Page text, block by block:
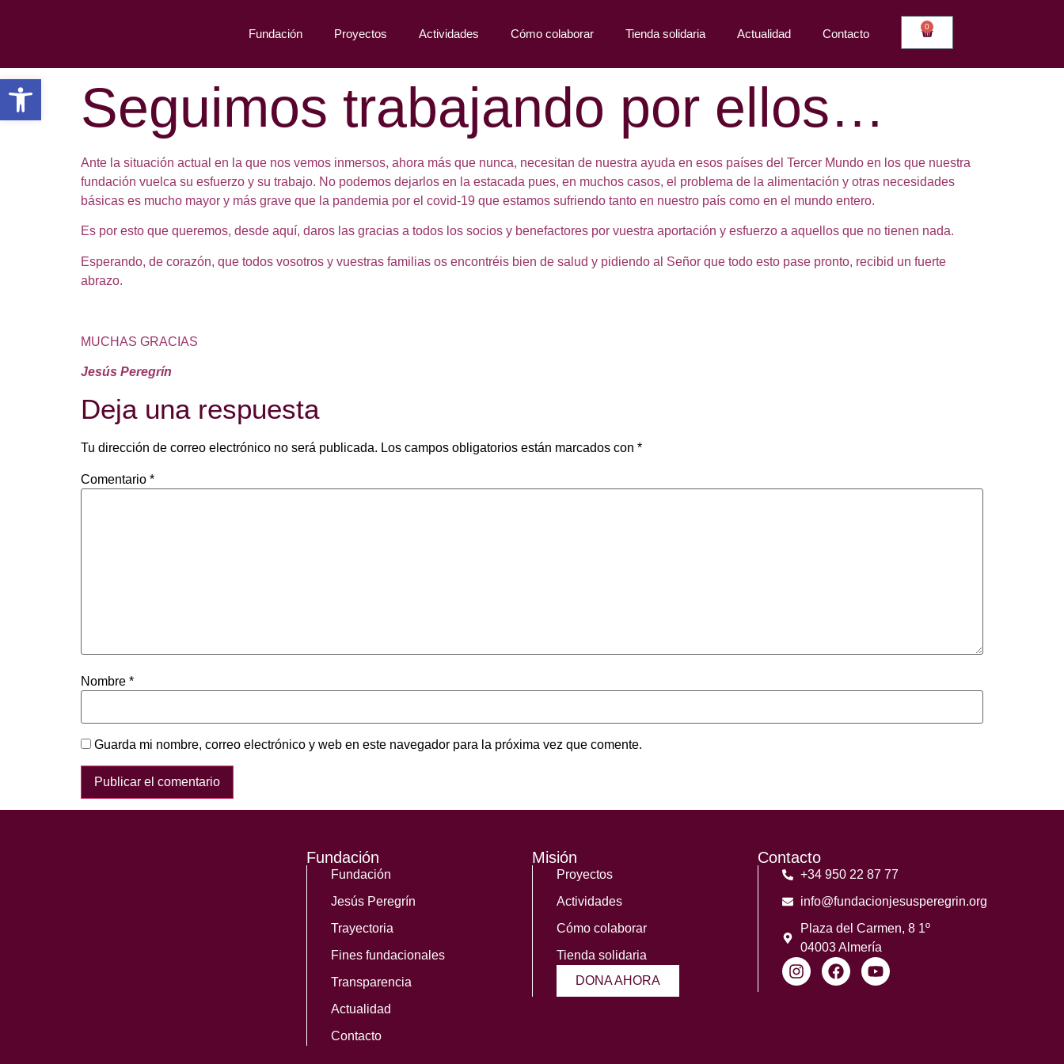
Fundación Proyectos Actividades Cómo colaborar Tienda solidaria Actualidad Contacto
0
Seguimos trabajando por ellos…
Ante la situación actual en la que nos vemos inmersos, ahora más que nunca, necesitan de nuestra ayuda en esos países del Tercer Mundo en los que nuestra
fundación vuelca su esfuerzo y su trabajo. No podemos dejarlos en la estacada pues, en muchos casos, el problema de la alimentación y otras necesidades
básicas es mucho mayor y más grave que la pandemia por el covid-19 que estamos sufriendo tanto en nuestro país como en el mundo entero.
Es por esto que queremos, desde aquí, daros las gracias a todos los socios y benefactores por vuestra aportación y esfuerzo a aquellos que no tienen nada.
Esperando, de corazón, que todos vosotros y vuestras familias os encontréis bien de salud y pidiendo al Señor que todo esto pase pronto, recibid un fuerte
abrazo.
MUCHAS GRACIAS
Jesús Peregrín
Deja una respuesta
Tu dirección de correo electrónico no será publicada. Los campos obligatorios están marcados con *
Comentario *
Nombre *
Guarda mi nombre, correo electrónico y web en este navegador para la próxima vez que comente.
Fundación
Fundación
Jesús Peregrín
Trayectoria
Fines fundacionales
Transparencia
Actualidad
Contacto
Misión
Proyectos
Actividades
Cómo colaborar
Tienda solidaria
DONA AHORA
Contacto
+34 950 22 87 77
info@fundacionjesusperegrin.org
Plaza del Carmen, 8 1º
04003 Almería
Abrir barra de herramientas